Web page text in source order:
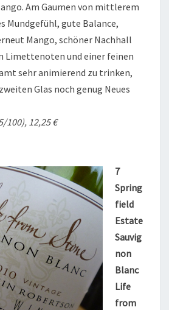
Am Gaumen von mittlerem
Mundgefühl, gute Balance,
Mango, schöner Nachhall
Limettenoten und einer feinen
sehr animierend zu trinken,
Glas noch genug Neues
100), 12,25 €
7
Spring
field
Estate
Sauvig
non
Blanc
Life
from